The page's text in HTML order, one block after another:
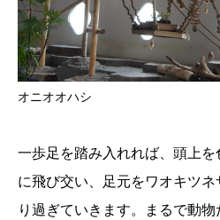
オニオオハシ
一歩足を踏み入れれば、頭上
に飛び交い、足元をワオキツ
り過ぎていきます。まるで動